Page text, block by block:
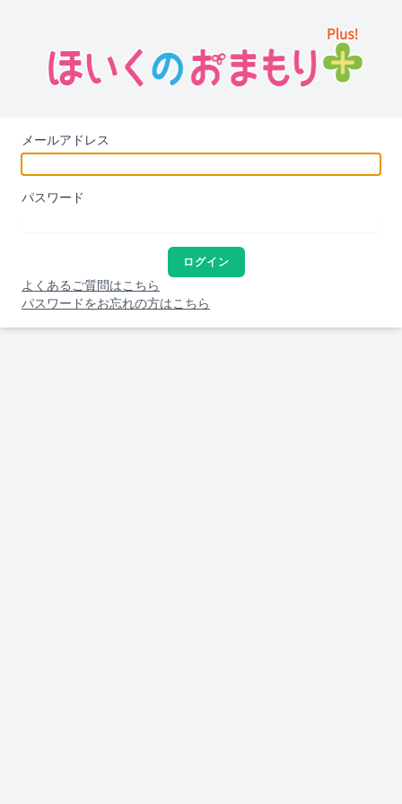
メールアドレス
パスワード
ログイン
よくあるご質問はこちら
パスワードをお忘れの方はこちら